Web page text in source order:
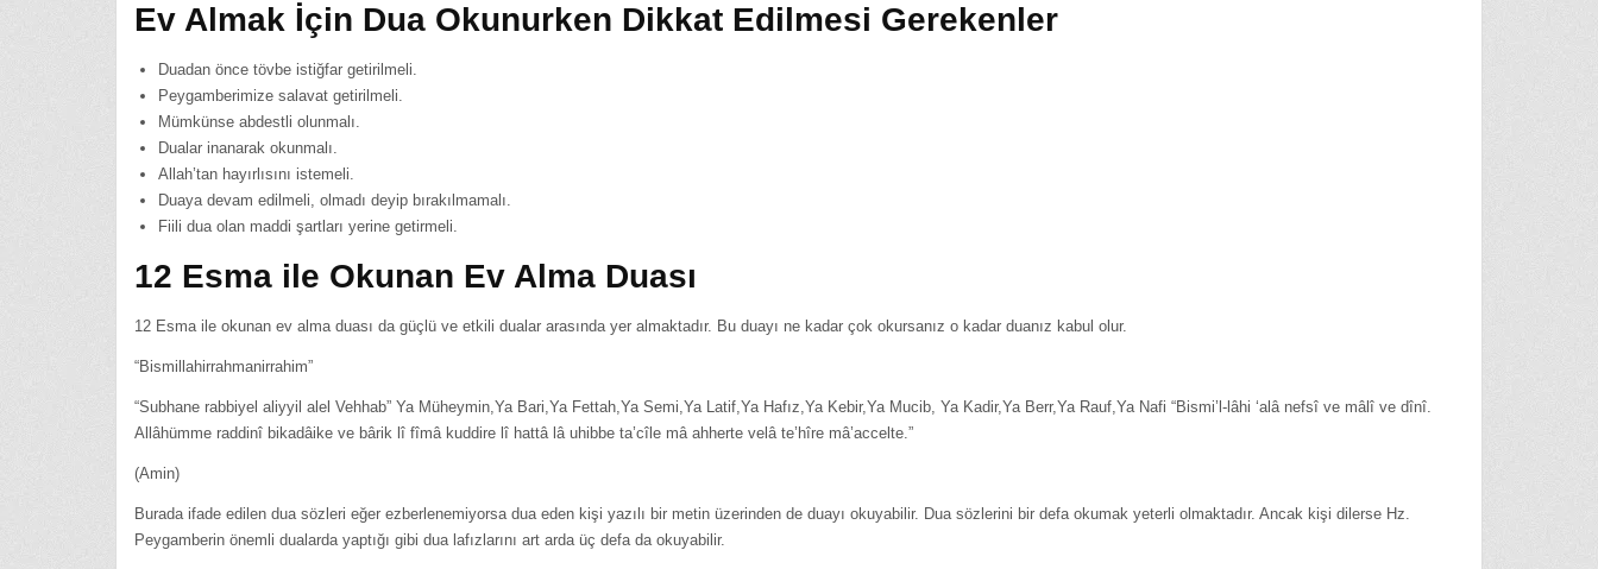
Ev Almak İçin Dua Okunurken Dikkat Edilmesi Gerekenler
Duadan önce tövbe istiğfar getirilmeli.
Peygamberimize salavat getirilmeli.
Mümkünse abdestli olunmalı.
Dualar inanarak okunmalı.
Allah’tan hayırlısını istemeli.
Duaya devam edilmeli, olmadı deyip bırakılmamalı.
Fiili dua olan maddi şartları yerine getirmeli.
12 Esma ile Okunan Ev Alma Duası
12 Esma ile okunan ev alma duası da güçlü ve etkili dualar arasında yer almaktadır. Bu duayı ne kadar çok okursanız o kadar duanız kabul olur.
“Bismillahirrahmanirrahim”
“Subhane rabbiyel aliyyil alel Vehhab” Ya Müheymin,Ya Bari,Ya Fettah,Ya Semi,Ya Latif,Ya Hafız,Ya Kebir,Ya Mucib, Ya Kadir,Ya Berr,Ya Rauf,Ya Nafi “Bismi’l-lâhi ‘alâ nefsî ve mâlî ve dînî.
Allâhümme raddinî bikadâike ve bârik lî fîmâ kuddire lî hattâ lâ uhibbe ta’cîle mâ ahherte velâ te’hîre mâ’accelte.”
(Amin)
Burada ifade edilen dua sözleri eğer ezberlenemiyorsa dua eden kişi yazılı bir metin üzerinden de duayı okuyabilir. Dua sözlerini bir defa okumak yeterli olmaktadır. Ancak kişi dilerse Hz.
Peygamberin önemli dualarda yaptığı gibi dua lafızlarını art arda üç defa da okuyabilir.